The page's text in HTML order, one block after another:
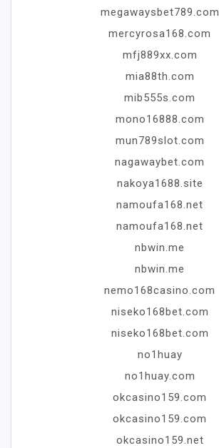
megawaysbet789.com
mercyrosa168.com
mfj889xx.com
mia88th.com
mib555s.com
mono16888.com
mun789slot.com
nagawaybet.com
nakoya1688.site
namoufa168.net
namoufa168.net
nbwin.me
nbwin.me
nemo168casino.com
niseko168bet.com
niseko168bet.com
no1huay
no1huay.com
okcasino159.com
okcasino159.com
okcasino159.net